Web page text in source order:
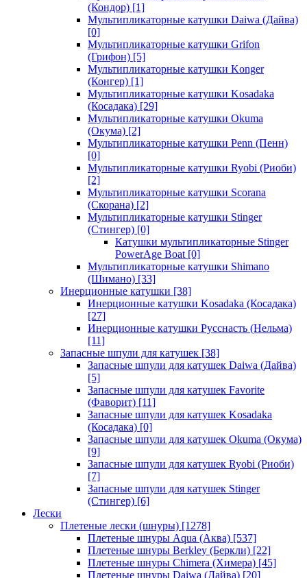
(Кондор) [1]
Мультипликаторные катушки Daiwa (Дайва)
[0]
Мультипликаторные катушки Grifon
(Грифон) [5]
Мультипликаторные катушки Konger
(Конгер) [1]
Мультипликаторные катушки Kosadaka
(Косадака) [29]
Мультипликаторные катушки Okuma
(Окума) [2]
Мультипликаторные катушки Penn (Пенн)
[0]
Мультипликаторные катушки Ryobi (Риоби)
[2]
Мультипликаторные катушки Scorana
(Скорана) [2]
Мультипликаторные катушки Stinger
(Стингер) [0]
Катушки мультипликаторные Stinger
PowerAge Boat [0]
Мультипликаторные катушки Shimano
(Шимано) [33]
Инерционные катушки [38]
Инерционные катушки Kosadaka (Косадака)
[27]
Инерционные катушки Русснасть (Нельма)
[11]
Запасные шпули для катушек [38]
Запасные шпули для катушек Daiwa (Дайва)
[5]
Запасные шпули для катушек Favorite
(Фаворит) [11]
Запасные шпули для катушек Kosadaka
(Косадака) [0]
Запасные шпули для катушек Okuma (Окума)
[9]
Запасные шпули для катушек Ryobi (Риоби)
[7]
Запасные шпули для катушек Stinger
(Стингер) [6]
Лески
Плетеные лески (шнуры) [1278]
Плетеные шнуры Aqua (Аква) [537]
Плетеные шнуры Berkley (Беркли) [22]
Плетеные шнуры Chimera (Химера) [45]
Плетеные шнуры Daiwa (Дайва) [20]